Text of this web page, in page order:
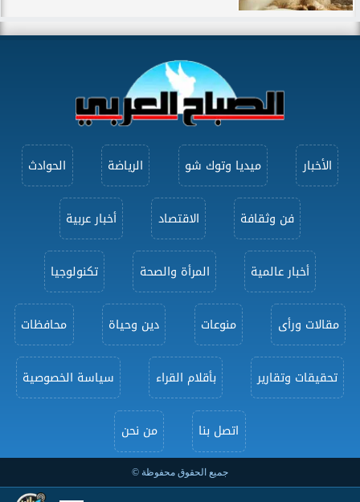
الأخبار ميديا وتوك شو الرياضة الحوادث
فن وثقافة الاقتصاد أخبار عربية
أخبار عالمية المرأة والصحة تكنولوجيا
مقالات ورأى منوعات دين وحياة محافظات
تحقيقات وتقارير بأقلام القراء سياسة الخصوصية
اتصل بنا من نحن
جميع الحقوق محفوظة ©